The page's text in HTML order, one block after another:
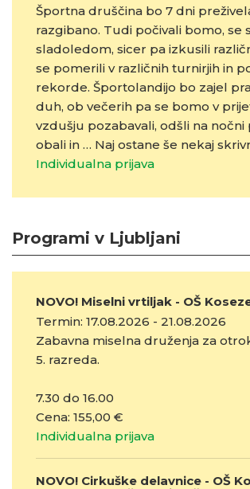
Športna druščina bo 7 dni
razgibano. Tudi počivali bomo, se
sladoledom, sicer pa izkusili
se pomerili v različnih turnirjih in
rekorde. Športolandijo bo zajel
duh, ob večerih pa se bomo v
vzdušju pozabavali, odšli na nočni
obali in … Naj ostane še nekaj
Individualna prijava
Programi v Ljubljani
NOVO! Miselni vrtiljak - OŠ
Termin: 17.08.2026 - 21.08.2026
Zabavna miselna druženja za
5. razreda.
7.30 do 16.00
Cena: 155,00 €
Individualna prijava
NOVO! Cirkuške delavnice - OŠ